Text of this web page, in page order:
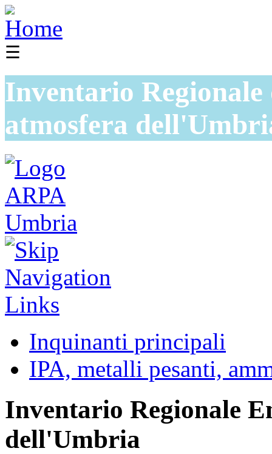
☰
Inventario
atmosfera
Inquinanti principali
IPA, metalli pesanti,
Inventario Regionale
dell'Umbria